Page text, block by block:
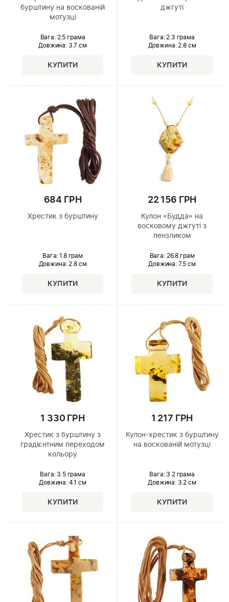
бурштину на воскованій
мотузці
Вага: 2.5 грама
Довжина:3.7 см
джгуті
Вага: 2.3 грама
Довжина:2.8 см
684 ГРН
Хрестик з бурштину
Вага: 1.8 грам
Довжина:2.8 см
22 156 ГРН
Кулон «Будда» на
восковому джгуті з
пензликом
Вага: 26.8 грам
Довжина:7.5 см
1 330 ГРН
Хрестик з бурштину з
градієнтним переходом
кольору
Вага: 3.5 грама
Довжина:4.1 см
1 217 ГРН
Кулон-хрестик з бурштину
на воскованій мотузці
Вага: 3.2 грама
Довжина:3.2 см